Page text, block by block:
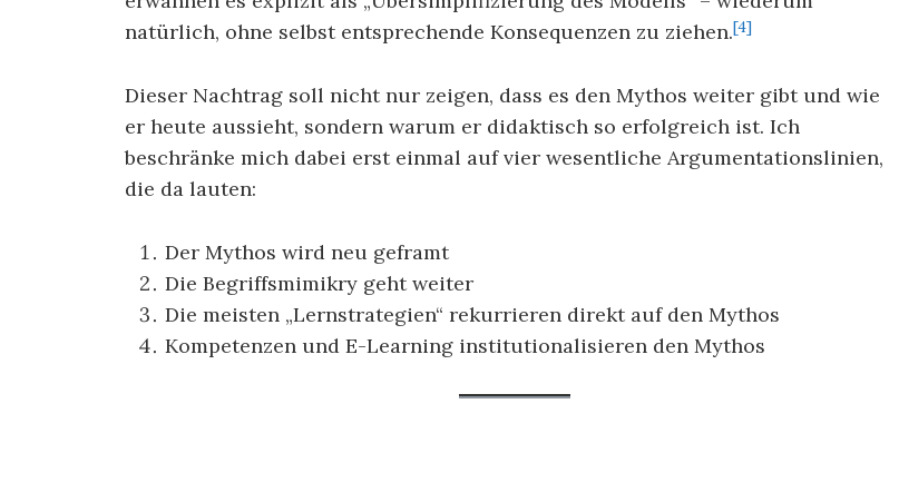
natürlich, ohne selbst entsprechende Konsequenzen zu ziehen.[4]
Dieser Nachtrag soll nicht nur zeigen, dass es den Mythos weiter gibt und wie
er heute aussieht, sondern warum er didaktisch so erfolgreich ist. Ich
beschränke mich dabei erst einmal auf vier wesentliche Argumentationslinien,
die da lauten:
Der Mythos wird neu geframt
Die Begriffsmimikry geht weiter
Die meisten „Lernstrategien“ rekurrieren direkt auf den Mythos
Kompetenzen und E-Learning institutionalisieren den Mythos